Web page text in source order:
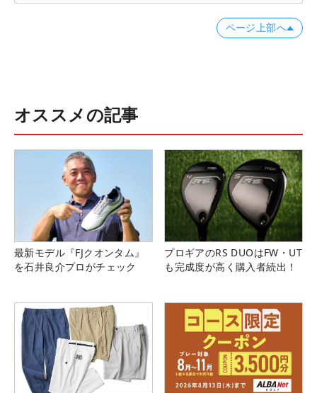
ページ上部へ
オススメの記事
最新モデル『FJクオンタム』
を石井良介プロがチェック
プロギアのRS DUOはFW・UT
も完成度が高く購入者続出！